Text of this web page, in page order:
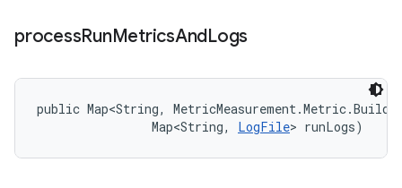
processRunMetricsAndLogs
public Map<String,
                Map<String,
LogFile> runLogs)